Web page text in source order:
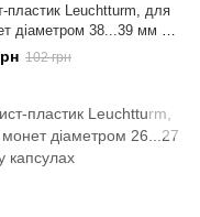
пластик Leuchtturm, для
діаметром 38...39 мм у
102 грн